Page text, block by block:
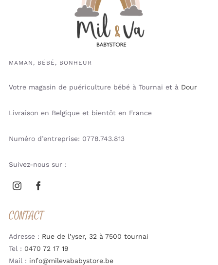
MAMAN, BÉBÉ, BONHEUR
Votre magasin de puériculture bébé à Tournai et à Dour
Livraison en Belgique et bientôt en France
Numéro d’entreprise: 0778.743.813
Suivez-nous sur :
CONTACT
Adresse : Rue de l’yser, 32 à 7500 tournai
Tel : 0470 72 17 19
Mail : info@milevababystore.be